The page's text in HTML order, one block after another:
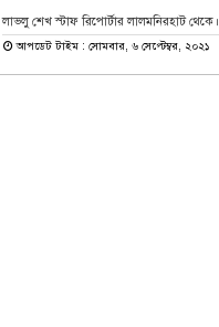
লাভলু শেখ স্টাফ রিপোর্টার লালমনিরহাট থেকে।
আপডেট টাইম : সোমবার, ৬ সেপ্টেম্বর, ২০২১